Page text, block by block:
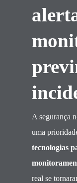
A segurança
uma
tecnologias
real se